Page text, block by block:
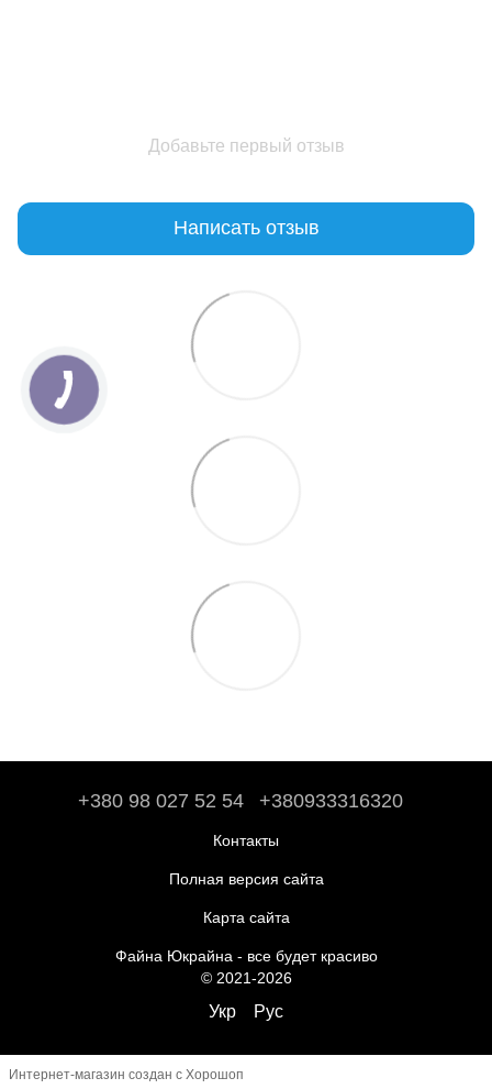
Добавьте первый отзыв
Написать отзыв
+380 98 027 52 54 +380933316320
Контакты
Полная версия сайта
Карта сайта
Файна Юкрайна - все будет красиво
© 2021-2026
Укр Рус
Интернет-магазин создан с Хорошоп